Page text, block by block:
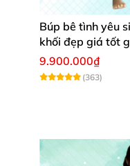
Vòng eo: 40
Tổng chiều
Trọng
Búp bê tình yêu
khối đẹp giá tốt
9.900.000₫
(363)